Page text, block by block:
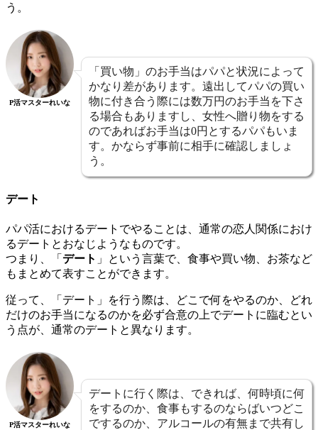
う。
P活マスターれいな
「買い物」のお手当はパパと状況によって
かなり差があります。遠出してパパの買い
物に付き合う際には数万円のお手当を下さ
る場合もありますし、女性へ贈り物をする
のであればお手当は0円とするパパもいま
す。かならず事前に相手に確認しましょ
う。
デート
パパ活におけるデートでやることは、通常の恋人関係におけ
るデートとおなじようなものです。
つまり、「 デート 」という言葉で、食事や買い物、お茶など
もまとめて表すことができます。
従って、「デート」を行う際は、どこで何をやるのか、どれ
だけのお手当になるのかを必ず合意の上でデートに臨むとい
う点が、通常のデートと異なります。
P活マスターれいな
デートに行く際は、できれば、何時頃に何
をするのか、食事もするのならばいつどこ
でするのか、アルコールの有無まで共有し